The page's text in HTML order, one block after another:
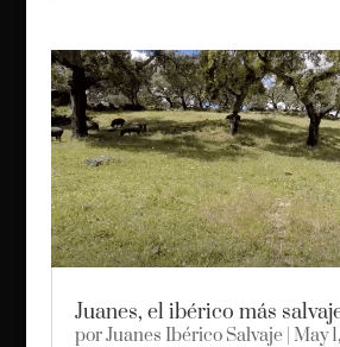
Juanes, el ibérico más
porJuanes Ibérico Salvaje| May